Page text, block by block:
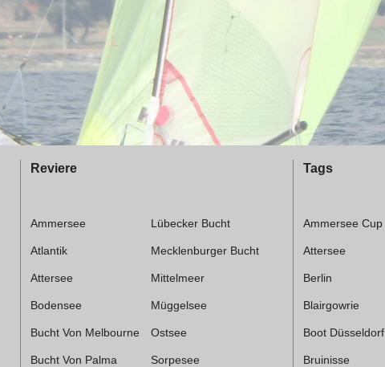
Reviere
Ammersee
Atlantik
Attersee
Bodensee
Bucht Von Melbourne
Bucht Von Palma
Lübecker Bucht
Mecklenburger Bucht
Mittelmeer
Müggelsee
Ostsee
Sorpesee
Tags
Ammersee Cup
Attersee
Berlin
Blairgowrie
Boot Düsseldorf
Bruinisse